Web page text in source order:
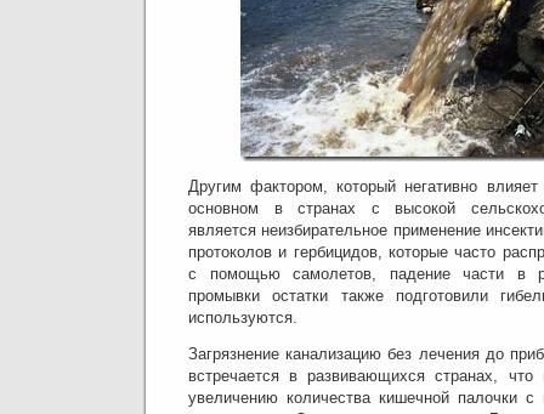
Другим фактором, который негативно
основном в странах с высокой
является неизбирательное применение
протоколов и гербицидов, которые часто
с помощью самолетов, падение части в
промывки остатки также подготовили
используются.
Загрязнение канализацию без лечения до
встречается в развивающихся странах, что
увеличению количества кишечной палочки